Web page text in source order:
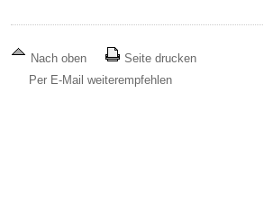
Nach oben
Seite drucken
Per E-Mail weiterempfehlen